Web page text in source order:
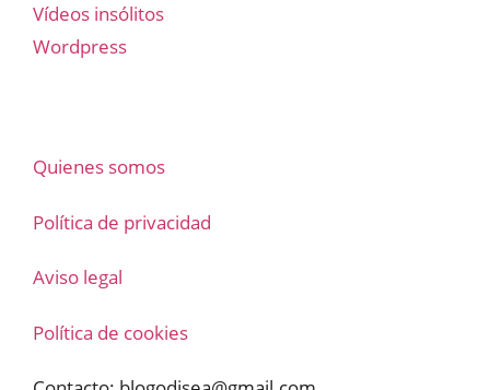
Vídeos insólitos
Wordpress
Quienes somos
Política de privacidad
Aviso legal
Política de cookies